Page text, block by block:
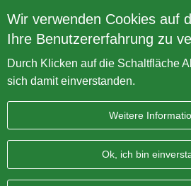
Preis exkl. MwSt.
Impressum Datenschutz Sitemap
BRITISH Only Austria Fahrzeughandel
Pettenbach | Pühret 1
Wir verwenden Cookies auf
Ihre Benutzererfahrung zu
Durch Klicken auf die Schaltfläche
sich damit einverstanden.
Weitere
Ok, ich bin